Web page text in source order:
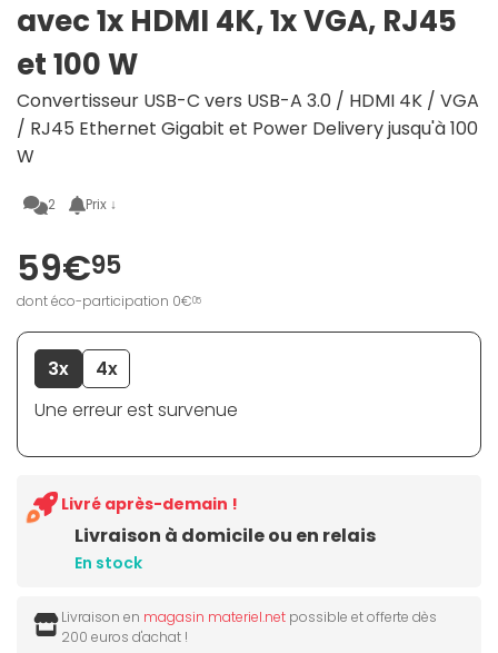
avec 1x HDMI 4K, 1x VGA, RJ45
et 100 W
Convertisseur USB-C vers USB-A 3.0 / HDMI 4K / VGA
/ RJ45 Ethernet Gigabit et Power Delivery jusqu'à 100
W
2 Prix ↓
59€95
dont éco-participation 0€05
3x
4x
Une erreur est survenue
Livraison à domicile ou en relais
En stock
Livré après-demain !
Livraison en magasin materiel.net possible et offerte dès
200 euros d'achat !